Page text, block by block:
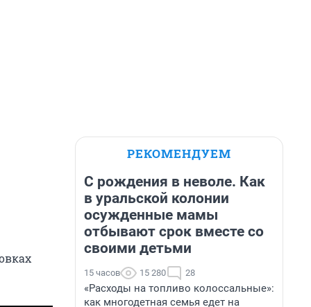
РЕКОМЕНДУЕМ
С рождения в неволе. Как
в уральской колонии
осужденные мамы
отбывают срок вместе со
своими детьми
15 часов 15 280 28
«Расходы на топливо колоссальные»:
как многодетная семья едет на